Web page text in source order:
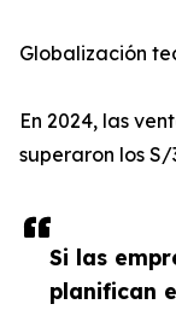
Si las
planifican
Globalización
En 2024, las
superaron los